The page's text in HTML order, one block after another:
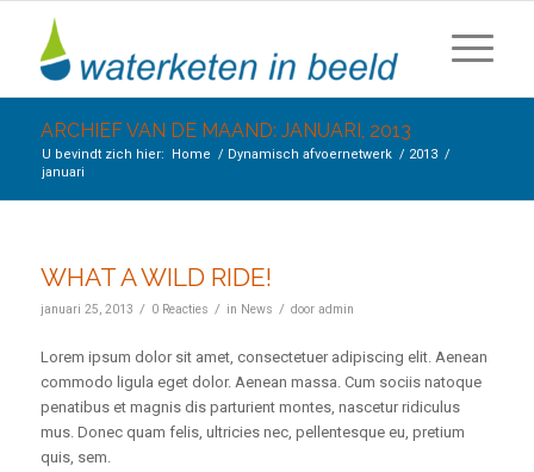
ARCHIEF VAN DE MAAND: JANUARI, 2013
U bevindt zich hier: Home / Dynamisch afvoernetwerk / 2013 /
januari
WHAT A WILD RIDE!
januari 25, 2013 / 0 Reacties / in News / door admin
Lorem ipsum dolor sit amet, consectetuer adipiscing elit. Aenean
commodo ligula eget dolor. Aenean massa. Cum sociis natoque
penatibus et magnis dis parturient montes, nascetur ridiculus
mus. Donec quam felis, ultricies nec, pellentesque eu, pretium
quis, sem.